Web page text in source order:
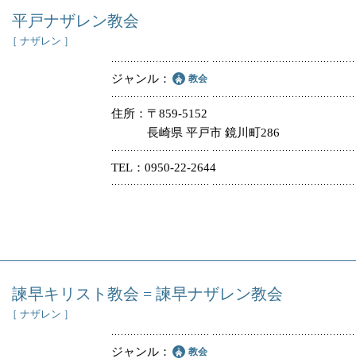
平戸ナザレン教会
［ ナザレン ］
ジャンル 教会
住所
〒859-5152
長崎県 平戸市 鏡川町286
TEL 0950-22-2644
諫早キリスト教会 = 諫早ナザレン教会
［ ナザレン ］
ジャンル 教会